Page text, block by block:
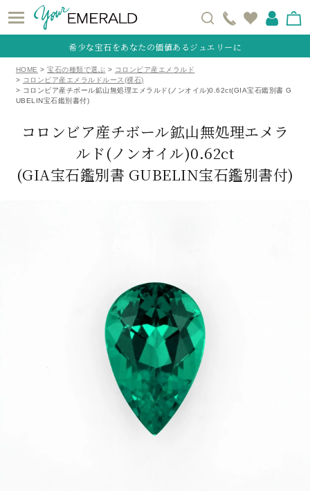
希少な宝石をあなたの価値あるジュエリーに
HOME 宝石の種類で選ぶ
コロンビア産エメラルド
コロンビア産エメラルドルース(裸石)
コロンビア産チボール鉱山無処理エメラルド(ノンオイル)0.62ct(GIA宝石鑑別書 G
UBELIN宝石鑑別書付)
コロンビア産チボール鉱山無処理エメラ
ルド(ノンオイル)0.62ct
(GIA宝石鑑別書 GUBELIN宝石鑑別書付)